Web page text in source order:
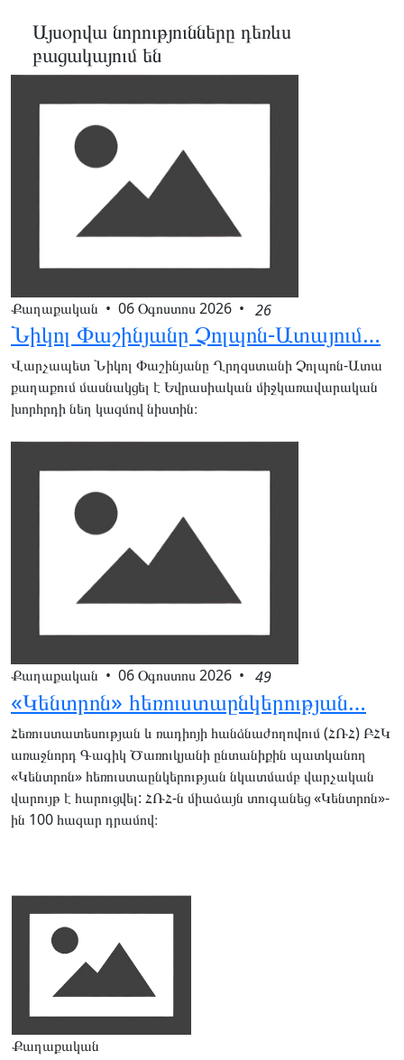
Այսօրվա նորությունները դեռևս
բացակայում են
Քաղաքական • 06 Օգոստոս 2026 • 26
Նիկոլ Փաշինյանը Չոլպոն-Ատայում…
Վարչապետ Նիկոլ Փաշինյանը Ղրղզստանի Չոլպոն-Ատա
քաղաքում մասնակցել է Եվրասիական միջկառավարական
խորհրդի նեղ կազմով նիստին։
Քաղաքական • 06 Օգոստոս 2026 • 49
«Կենտրոն» հեռուստաընկերության…
Հեռուստատեսության և ռադիոյի հանձնաժողովում (ՀՌՀ) ԲՀԿ
առաջնորդ Գագիկ Ծառուկյանի ընտանիքին պատկանող
«Կենտրոն» հեռուստաընկերության նկատմամբ վարչական
վարույթ է հարուցվել: ՀՌՀ-ն միաձայն տուգանեց «Կենտրոն»-
ին 100 հազար դրամով։
Քաղաքական